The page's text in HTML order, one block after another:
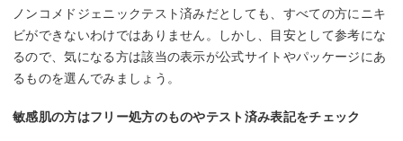
ノンコメドジェニックテスト済みだとしても、すべての方にニキ
ビができないわけではありません。しかし、目安として参考にな
るので、気になる方は該当の表示が公式サイトやパッケージにあ
るものを選んでみましょう。
敏感肌の方はフリー処方のものやテスト済み表記をチェック